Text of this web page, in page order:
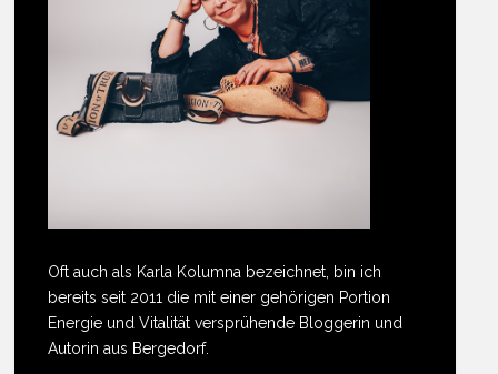
Oft auch als Karla Kolumna bezeichnet, bin ich
bereits seit 2011 die mit einer gehörigen Portion
Energie und Vitalität versprühende Bloggerin und
Autorin aus Bergedorf.